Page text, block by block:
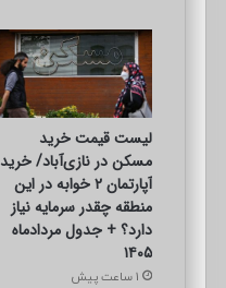
لیست قیمت خرید
مسکن در نازی‌آباد/ خرید
آپارتمان ۲ خوابه در این
منطقه چقدر سرمایه نیاز
دارد؟ + جدول مردادماه
۱۴۰۵
1 ساعت پیش